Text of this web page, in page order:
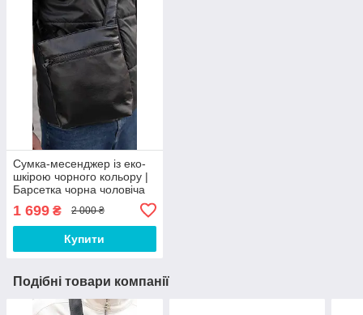
Сумка-месенджер із еко-
шкірою чорного кольору |
Барсетка чорна чоловіча
1 699 ₴ 2 000 ₴
Купити
Подібні товари компанії